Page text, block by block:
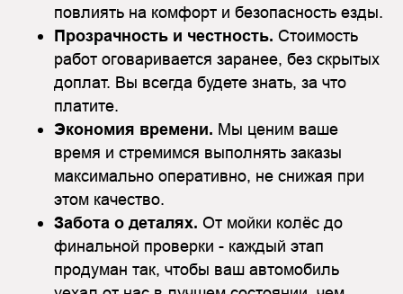
повлиять на комфорт и безопасность езды.
Прозрачность и честность. Стоимость
работ оговаривается заранее, без скрытых
доплат. Вы всегда будете знать, за что
платите.
Экономия времени. Мы ценим ваше
время и стремимся выполнять заказы
максимально оперативно, не снижая при
этом качество.
Забота о деталях. От мойки колёс до
финальной проверки - каждый этап
продуман так, чтобы ваш автомобиль